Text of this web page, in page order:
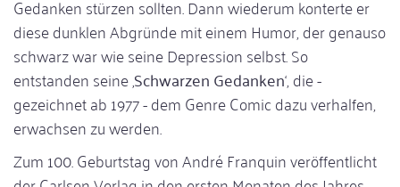
Gedanken stürzen sollten. Dann wiederum konterte er
diese dunklen Abgründe mit einem Humor, der genauso
schwarz war wie seine Depression selbst. So
entstanden seine ‚Schwarzen Gedanken‘, die -
gezeichnet ab 1977 - dem Genre Comic dazu verhalfen,
erwachsen zu werden.
Zum 100. Geburtstag von André Franquin veröffentlicht